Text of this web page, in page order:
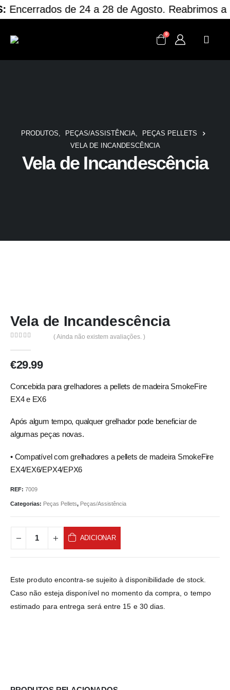
Encerrados de 24 a 28 de Agosto. Reabrimos a
0
Vela de Incandescência
PRODUTOS, PEÇAS/ASSISTÊNCIA,
PEÇAS PELLETS
VELA DE INCANDESCÊNCIA
Vela de Incandescência
( Ainda não existem avaliações. )
€29.99
Concebida para grelhadores a pellets de madeira SmokeFire
EX4 e EX6
Após algum tempo, qualquer grelhador pode beneficiar de
algumas peças novas.
• Compatível com grelhadores a pellets de madeira SmokeFire
EX4/EX6/EPX4/EPX6
REF: 7009
Categorias: Peças Pellets, Peças/Assistência
ADICIONAR
Este produto encontra-se sujeito à disponibilidade de stock.
Caso não esteja disponível no momento da compra, o tempo
estimado para entrega será entre 15 e 30 dias.
Serviços
Sobre Nós